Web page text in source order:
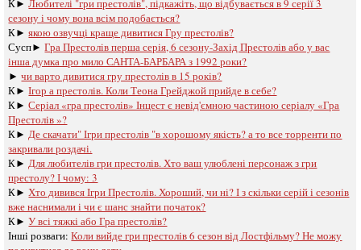
сезону і чому вона всім подобається?
К►якою озвучці краще дивитися Гру престолів?
Сусп►Гра Престолів перша серія, 6 сезону-Захід Престолів або у вас
інша думка про мило САНТА-БАРБАРА з 1992 роки?
►чи варто дивитися гру престолів в 15 років?
К►Ігор а престолів. Коли Теона Грейджой прийде в себе?
К►Серіал «гра престолів» Інцест є невід'ємною частиною серіалу «Гра
Престолів »?
К► Де скачати" Ігри престолів "в хорошому якість? а то все торренти по
закривали роздачі.
К► Для любителів гри престолів. Хто ваш улюблені персонаж з гри
престолу? І чому: 3
К► Хто дивився Ігри Престолів. Хороший, чи ні? І з скільки серій і сезонів
вже наснимали і чи є шанс знайти початок?
К►У всі тяжкі або Гра престолів?
Інші розваги: ​​Коли вийде гри престолів 6 сезон від Лостфільму? Не можу